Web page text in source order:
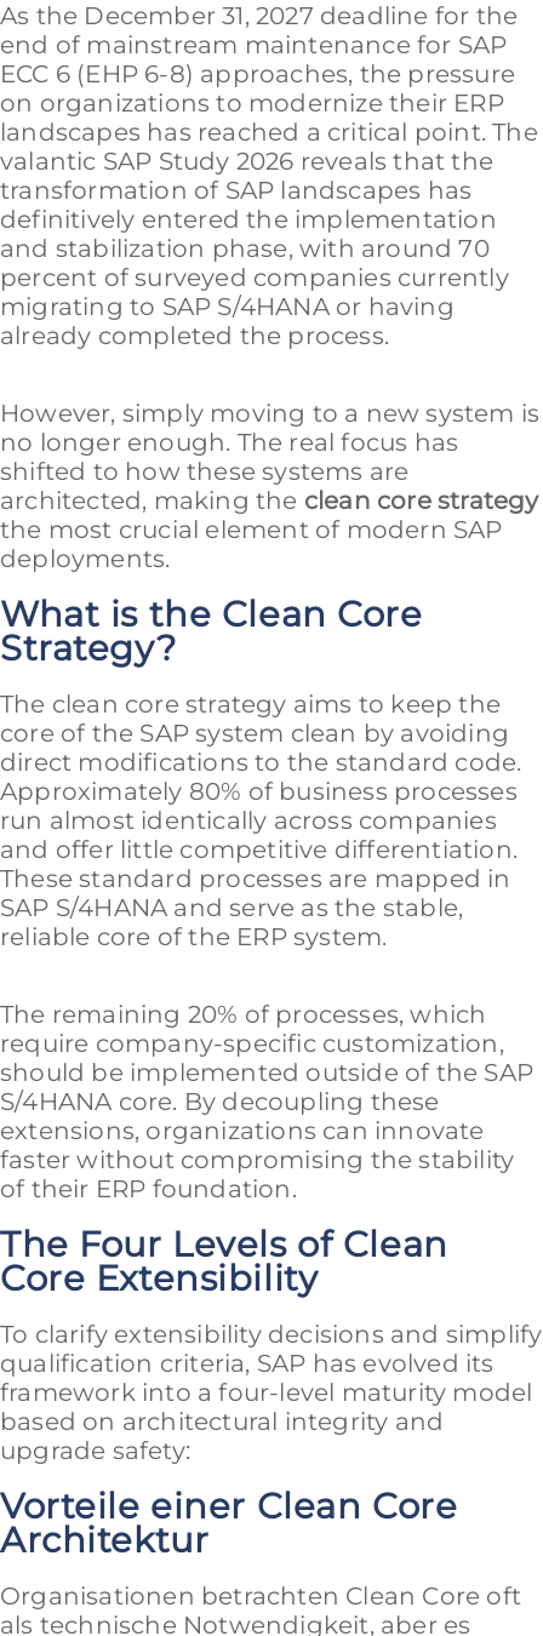
As the December 31, 2027 deadline for the
end of mainstream maintenance for SAP
ECC 6 (EHP 6-8) approaches, the pressure
on organizations to modernize their ERP
landscapes has reached a critical point. The
valantic SAP Study 2026 reveals that the
transformation of SAP landscapes has
definitively entered the implementation
and stabilization phase, with around 70
percent of surveyed companies currently
migrating to SAP S/4HANA or having
already completed the process.
However, simply moving to a new system is
no longer enough. The real focus has
shifted to how these systems are
architected, making the clean core strategy
the most crucial element of modern SAP
deployments.
What is the Clean Core
Strategy?
The clean core strategy aims to keep the
core of the SAP system clean by avoiding
direct modifications to the standard code.
Approximately 80% of business processes
run almost identically across companies
and offer little competitive differentiation.
These standard processes are mapped in
SAP S/4HANA and serve as the stable,
reliable core of the ERP system.
The remaining 20% of processes, which
require company-specific customization,
should be implemented outside of the SAP
S/4HANA core. By decoupling these
extensions, organizations can innovate
faster without compromising the stability
of their ERP foundation.
The Four Levels of Clean
Core Extensibility
To clarify extensibility decisions and simplify
qualification criteria, SAP has evolved its
framework into a four-level maturity model
based on architectural integrity and
upgrade safety:
Vorteile einer Clean Core
Architektur
Organisationen betrachten Clean Core oft
als technische Notwendigkeit, aber es